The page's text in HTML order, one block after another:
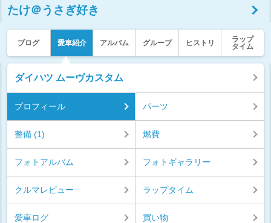
たけ＠うさぎ好き
ブログ 愛車紹介 アルバム グループ ヒストリ
ラップ
タイム
ダイハツ ムーヴカスタム
プロフィール パーツ
整備 (1) 燃費
フォトアルバム フォトギャラリー
クルマレビュー ラップタイム
愛車ログ 買い物